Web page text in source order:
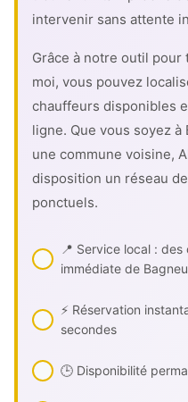
intervenir sans attente
Grâce à notre outil
moi, vous pouvez
chauffeurs disponibles
ligne. Que vous soyez à
une commune voisine,
disposition un réseau
ponctuels.
📍 Service local :
immédiate de
⚡ Réservation
secondes
🕒 Disponibilité